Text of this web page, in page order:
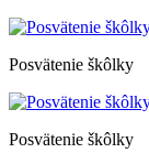
Posvätenie škôlky
Posvätenie škôlky